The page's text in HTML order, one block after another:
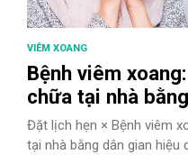
DA LIỄU THẨM MỸ
NHA KHOA
VIÊM XOANG
Bệnh viêm
chữa tại nhà
Đặt lịch hẹn × Bệnh viêm
tại nhà bằng dân gian hiệu